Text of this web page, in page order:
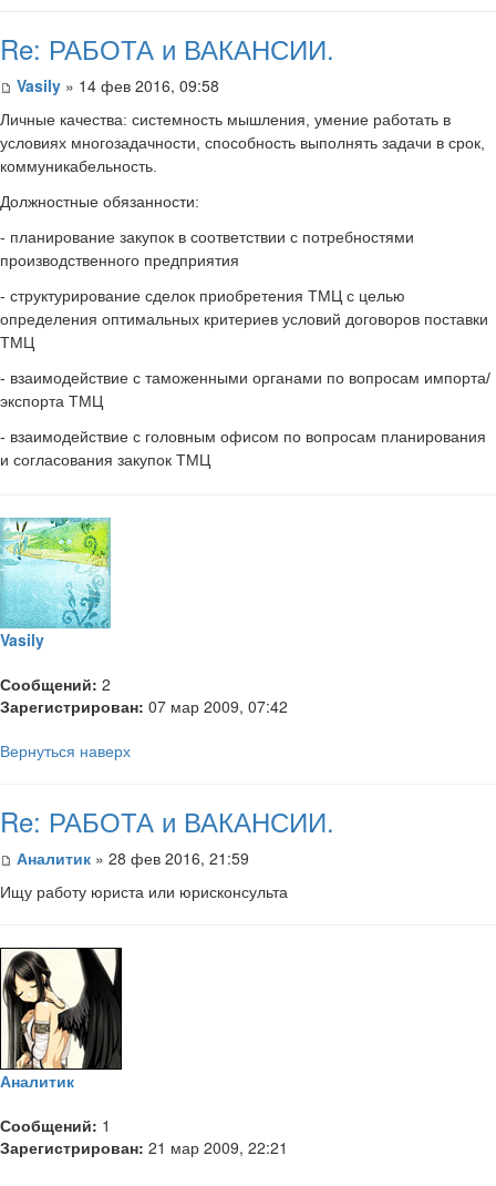
Re: РАБОТА и ВАКАНСИИ.
Vasily » 14 фев 2016, 09:58
Личные качества: системность мышления, умение работать в
условиях многозадачности, способность выполнять задачи в срок,
коммуникабельность.
Должностные обязанности:
- планирование закупок в соответствии с потребностями
производственного предприятия
- структурирование сделок приобретения ТМЦ с целью
определения оптимальных критериев условий договоров поставки
ТМЦ
- взаимодействие с таможенными органами по вопросам импорта/
экспорта ТМЦ
- взаимодействие с головным офисом по вопросам планирования
и согласования закупок ТМЦ
Vasily
Сообщений: 2
Зарегистрирован: 07 мар 2009, 07:42
Вернуться наверх
Re: РАБОТА и ВАКАНСИИ.
Аналитик » 28 фев 2016, 21:59
Ищу работу юриста или юрисконсульта
Аналитик
Сообщений: 1
Зарегистрирован: 21 мар 2009, 22:21